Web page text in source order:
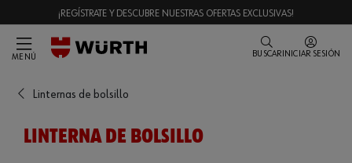
¡REGÍSTRATE Y DESCUBRE NUESTRAS OFERTAS EXCLUSIVAS!
MENÚ BUSCAR INICIAR SESIÓN
Linternas de bolsillo
LINTERNA DE BOLSILLO